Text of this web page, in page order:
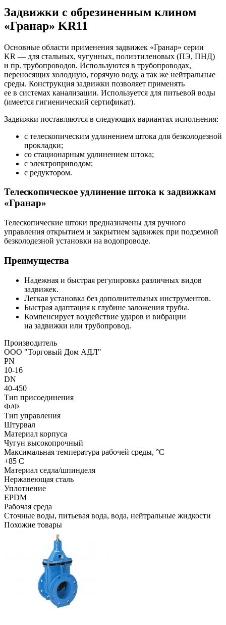
Задвижки с обрезиненным клином
«Гранар» KR11
Основные области применения задвижек «Гранар» серии
KR — для стальных, чугунных, полиэтиленовых (ПЭ, ПНД)
и пр. трубопроводов. Используются в трубопроводах,
переносящих холодную, горячую воду, а так же нейтральные
среды. Конструкция задвижки позволяет применять
ее в системах канализации. Используется для питьевой воды
(имеется гигиенический сертификат).
Задвижки поставляются в следующих вариантах исполнения:
с телескопическим удлинением штока для безколодезной
прокладки;
со стационарным удлинением штока;
с электроприводом;
с редуктором.
Телескопическое удлинение штока к задвижкам
«Гранар»
Телескопические штоки предназначены для ручного
управления открытием и закрытием задвижек при подземной
безколодезной установки на водопроводе.
Преимущества
Надежная и быстрая регулировка различных видов
задвижек.
Легкая установка без дополнительных инструментов.
Быстрая адаптация к глубине заложения трубы.
Компенсирует воздействие ударов и вибрации
на задвижки или трубопровод.
Производитель
ООО "Торговый Дом АДЛ"
PN
10-16
DN
40-450
Тип присоединения
Ф/Ф
Тип управления
Штурвал
Материал корпуса
Чугун высокопрочный
Максимальная температура рабочей среды, °C
+85 С
Материал седла/шпинделя
Нержавеющая сталь
Уплотнение
EPDM
Рабочая среда
Сточные воды, питьевая вода, вода, нейтральные жидкости
Похожие товары